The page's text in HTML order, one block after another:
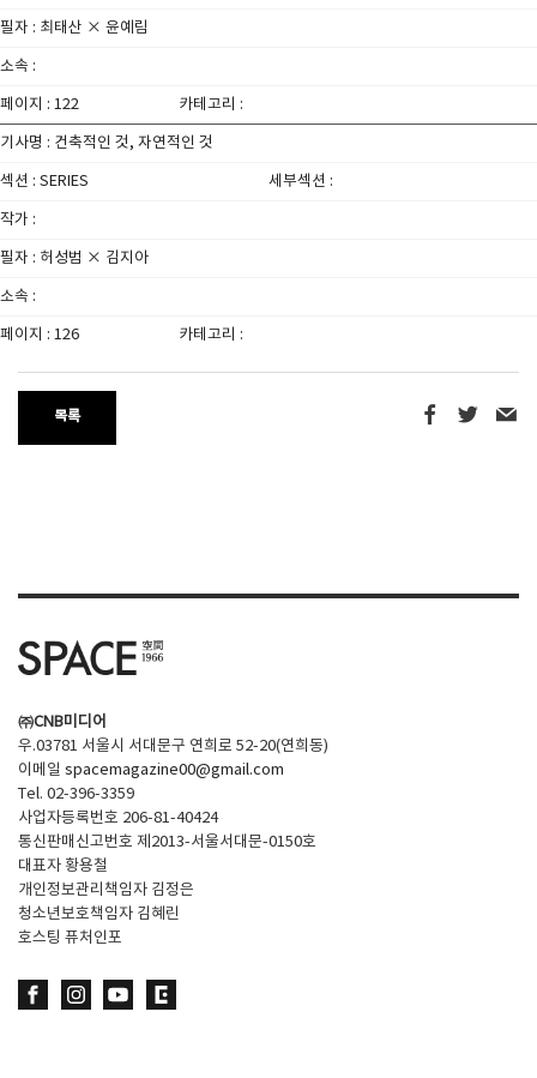
필자 : 최태산 × 윤예림
소속 :
페이지 : 122 카테고리 :
기사명 : 건축적인 것, 자연적인 것
섹션 : SERIES 세부섹션 :
작가 :
필자 : 허성범 × 김지아
소속 :
페이지 : 126 카테고리 :
목록
㈜CNB미디어
우.03781 서울시 서대문구 연희로 52-20(연희동)
이메일 spacemagazine00@gmail.com
Tel. 02-396-3359
사업자등록번호 206-81-40424
통신판매신고번호 제2013-서울서대문-0150호
대표자 황용철
개인정보관리책임자 김정은
청소년보호책임자 김혜린
호스팅 퓨처인포